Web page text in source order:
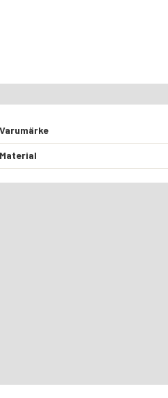
Varumärke
Material